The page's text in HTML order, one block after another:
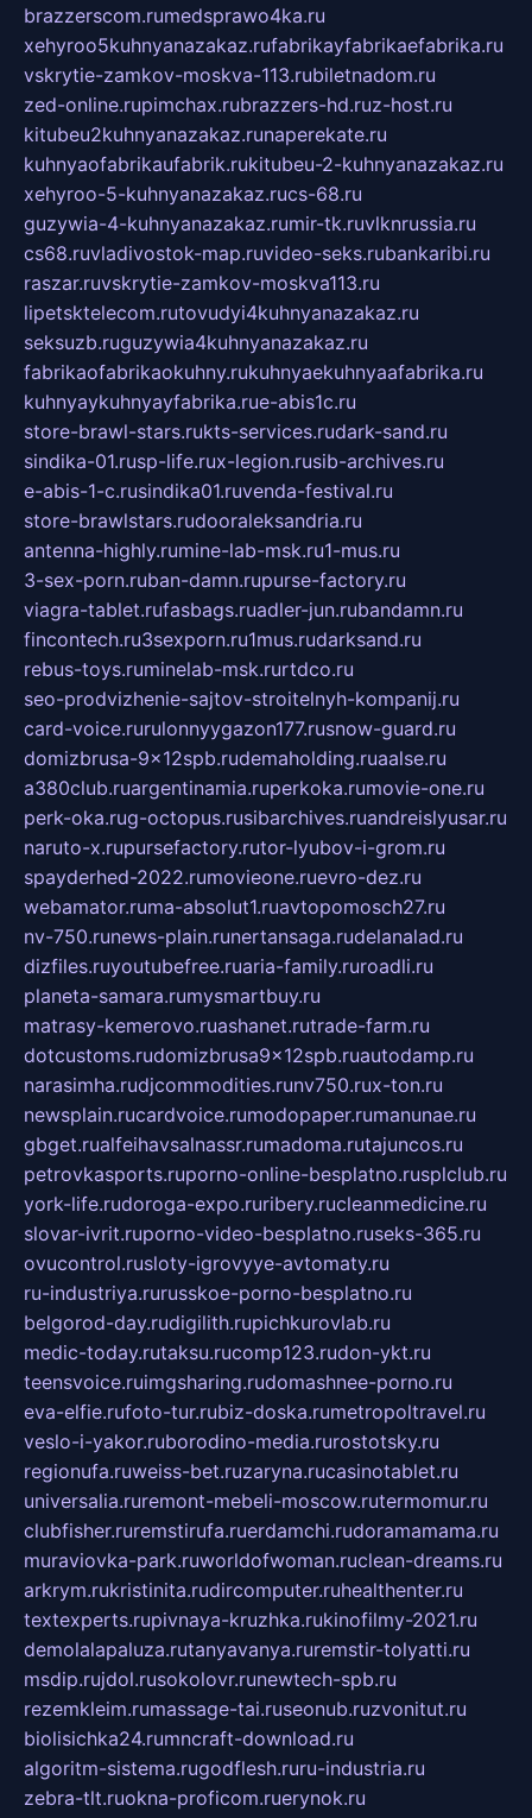
brazzerscom.rumedsprawo4ka.ru
xehyroo5kuhnyanazakaz.rufabrikayfabrikaefabrika.ru
vskrytie-zamkov-moskva-113.rubiletnadom.ru
zed-online.rupimchax.rubrazzers-hd.ruz-host.ru
kitubeu2kuhnyanazakaz.runaperekate.ru
kuhnyaofabrikaufabrik.rukitubeu-2-kuhnyanazakaz.ru
xehyroo-5-kuhnyanazakaz.rucs-68.ru
guzywia-4-kuhnyanazakaz.rumir-tk.ruvlknrussia.ru
cs68.ruvladivostok-map.ruvideo-seks.rubankaribi.ru
raszar.ruvskrytie-zamkov-moskva113.ru
lipetsktelecom.rutovudyi4kuhnyanazakaz.ru
seksuzb.ruguzywia4kuhnyanazakaz.ru
fabrikaofabrikaokuhny.rukuhnyaekuhnyaafabrika.ru
kuhnyaykuhnyayfabrika.rue-abis1c.ru
store-brawl-stars.rukts-services.rudark-sand.ru
sindika-01.rusp-life.rux-legion.rusib-archives.ru
e-abis-1-c.rusindika01.ruvenda-festival.ru
store-brawlstars.rudooraleksandria.ru
antenna-highly.rumine-lab-msk.ru1-mus.ru
3-sex-porn.ruban-damn.rupurse-factory.ru
viagra-tablet.rufasbags.ruadler-jun.rubandamn.ru
fincontech.ru3sexporn.ru1mus.rudarksand.ru
rebus-toys.ruminelab-msk.rurtdco.ru
seo-prodvizhenie-sajtov-stroitelnyh-kompanij.ru
card-voice.rurulonnyygazon177.rusnow-guard.ru
domizbrusa-9x12spb.rudemaholding.ruaalse.ru
a380club.ruargentinamia.ruperkoka.rumovie-one.ru
perk-oka.rug-octopus.rusibarchives.ruandreislyusar.ru
naruto-x.rupursefactory.rutor-lyubov-i-grom.ru
spayderhed-2022.rumovieone.ruevro-dez.ru
webamator.ruma-absolut1.ruavtopomosch27.ru
nv-750.runews-plain.runertansaga.rudelanalad.ru
dizfiles.ruyoutubefree.ruaria-family.ruroadli.ru
planeta-samara.rumysmartbuy.ru
matrasy-kemerovo.ruashanet.rutrade-farm.ru
dotcustoms.rudomizbrusa9x12spb.ruautodamp.ru
narasimha.rudjcommodities.runv750.rux-ton.ru
newsplain.rucardvoice.rumodopaper.rumanunae.ru
gbget.rualfeihavsalnassr.rumadoma.rutajuncos.ru
petrovkasports.ruporno-online-besplatno.rusplclub.ru
york-life.rudoroga-expo.ruribery.rucleanmedicine.ru
slovar-ivrit.ruporno-video-besplatno.ruseks-365.ru
ovucontrol.rusloty-igrovyye-avtomaty.ru
ru-industriya.rurusskoe-porno-besplatno.ru
belgorod-day.rudigilith.rupichkurovlab.ru
medic-today.rutaksu.rucomp123.rudon-ykt.ru
teensvoice.ruimgsharing.rudomashnee-porno.ru
eva-elfie.rufoto-tur.rubiz-doska.rumetropoltravel.ru
veslo-i-yakor.ruborodino-media.rurostotsky.ru
regionufa.ruweiss-bet.ruzaryna.rucasinotablet.ru
universalia.ruremont-mebeli-moscow.rutermomur.ru
clubfisher.ruremstirufa.ruerdamchi.rudoramamama.ru
muraviovka-park.ruworldofwoman.ruclean-dreams.ru
arkrym.rukristinita.rudircomputer.ruhealthenter.ru
textexperts.rupivnaya-kruzhka.rukinofilmy-2021.ru
demolalapaluza.rutanyavanya.ruremstir-tolyatti.ru
msdip.rujdol.rusokolovr.runewtech-spb.ru
rezemkleim.rumassage-tai.ruseonub.ruzvonitut.ru
biolisichka24.rumncraft-download.ru
algoritm-sistema.rugodflesh.ruru-industria.ru
zebra-tlt.ruokna-proficom.ruerynok.ru